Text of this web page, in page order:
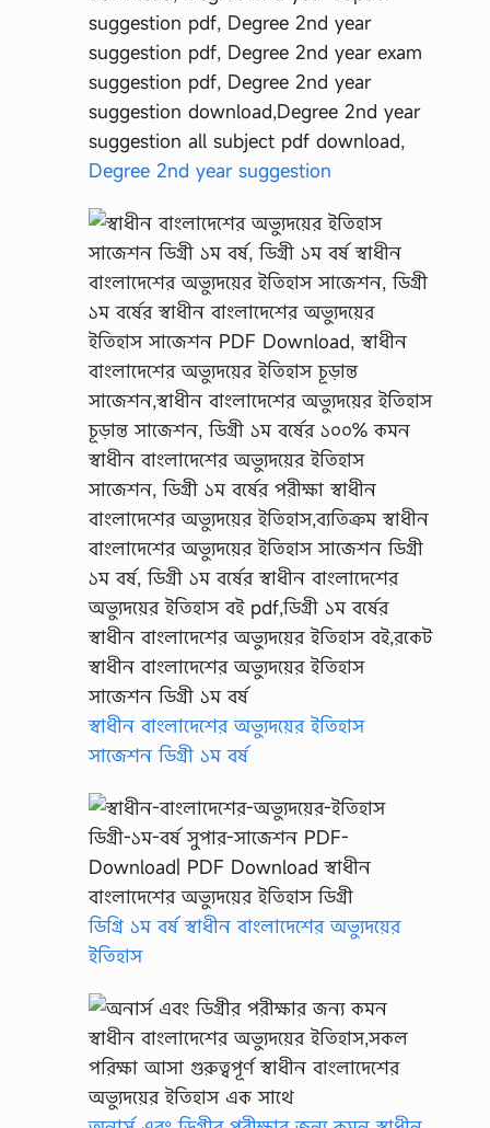
Degree 2nd year suggestion
স্বাধীন বাংলাদেশের অভ্যুদয়ের ইতিহাস
সাজেশন ডিগ্রী ১ম বর্ষ
ডিগ্রি ১ম বর্ষ স্বাধীন বাংলাদেশের অভ্যুদয়ের
ইতিহাস